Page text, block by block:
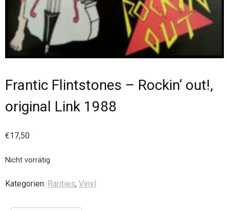
Frantic Flintstones – Rockin‘ out!,
original Link 1988
€17,50
Nicht vorrätig
Kategorien: Rarities, Vinyl